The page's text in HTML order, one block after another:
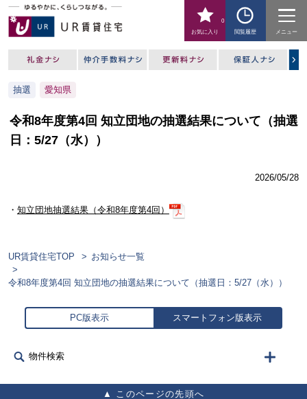
お気に入り
0
閲覧履歴
メニュー
抽選 愛知県
令和8年度第4回 知立団地の抽選結果について（抽選
日：5/27（水））
2026/05/28
・ 知立団地抽選結果（令和8年度第4回）
UR賃貸住宅TOP お知らせ一覧
令和8年度第4回 知立団地の抽選結果について（抽選日：5/27（水））
PC版表示 スマートフォン版表示
物件検索
このページの先頭へ